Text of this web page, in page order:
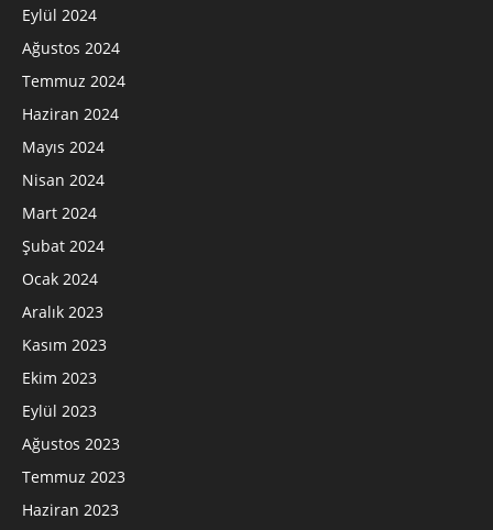
Eylül 2024
Ağustos 2024
Temmuz 2024
Haziran 2024
Mayıs 2024
Nisan 2024
Mart 2024
Şubat 2024
Ocak 2024
Aralık 2023
Kasım 2023
Ekim 2023
Eylül 2023
Ağustos 2023
Temmuz 2023
Haziran 2023